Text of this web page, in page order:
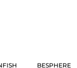
BESPHERE